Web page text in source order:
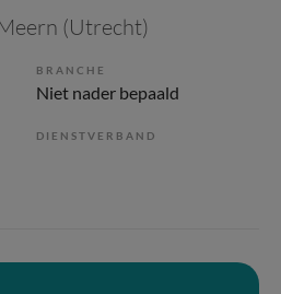
(Utrecht)
BRANCHE
Niet nader bepaald
DIENSTVERBAND